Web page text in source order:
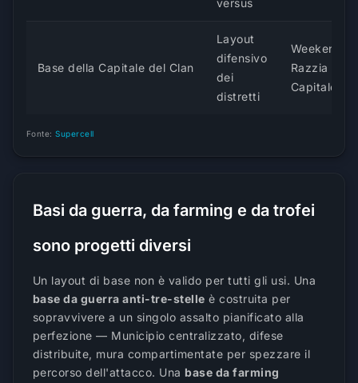
versus
Base della Capitale del Clan
Layout
difensivo
dei
distretti
Weekend di
Razzia della
Capitale
Fonte:Supercell
Basi da guerra, da farming e da trofei
sono progetti diversi
Un layout di base non è valido per tutti gli usi. Una
base da guerra anti-tre-stelle è costruita per
sopravvivere a un singolo assalto pianificato alla
perfezione — Municipio centralizzato, difese
distribuite, mura compartimentate per spezzare il
percorso dell'attacco. Una base da farming